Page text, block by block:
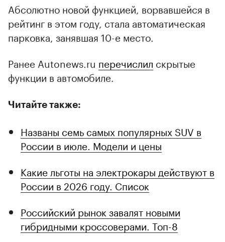
Абсолютно новой функцией, ворвавшейся в
рейтинг в этом году, стала автоматическая
парковка, занявшая 10-е место.
Ранее Autonews.ru перечислил скрытые
функции в автомобиле.
Читайте также:
Названы семь самых популярных SUV в
России в июле. Модели и цены
Какие льготы на электрокары действуют в
России в 2026 году. Список
Российский рынок завалят новыми
гибридными кроссоверами. Топ-8